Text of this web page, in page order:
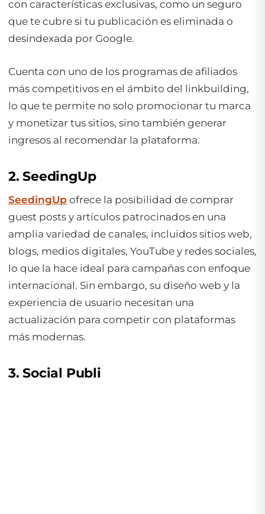
con características exclusivas, como un seguro
que te cubre si tu publicación es eliminada o
desindexada por Google.
Cuenta con uno de los programas de afiliados
más competitivos en el ámbito del linkbuilding,
lo que te permite no solo promocionar tu marca
y monetizar tus sitios, sino también generar
ingresos al recomendar la plataforma.
2. SeedingUp
SeedingUp ofrece la posibilidad de comprar
guest posts y artículos patrocinados en una
amplia variedad de canales, incluidos sitios web,
blogs, medios digitales, YouTube y redes sociales,
lo que la hace ideal para campañas con enfoque
internacional. Sin embargo, su diseño web y la
experiencia de usuario necesitan una
actualización para competir con plataformas
más modernas.
3. Social Publi